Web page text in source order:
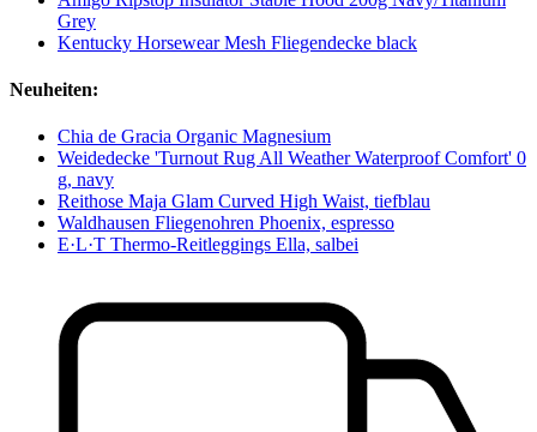
Grey
Kentucky Horsewear Mesh Fliegendecke black
Neuheiten:
Chia de Gracia Organic Magnesium
Weidedecke 'Turnout Rug All Weather Waterproof Comfort' 0
g, navy
Reithose Maja Glam Curved High Waist, tiefblau
Waldhausen Fliegenohren Phoenix, espresso
E·L·T Thermo-Reitleggings Ella, salbei